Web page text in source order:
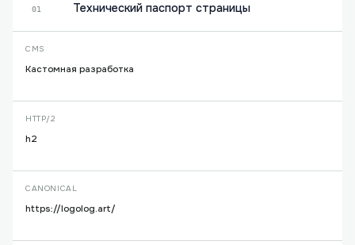
01 Технический паспорт страницы
CMS
Кастомная разработка
HTTP/2
h2
CANONICAL
https://logolog.art/